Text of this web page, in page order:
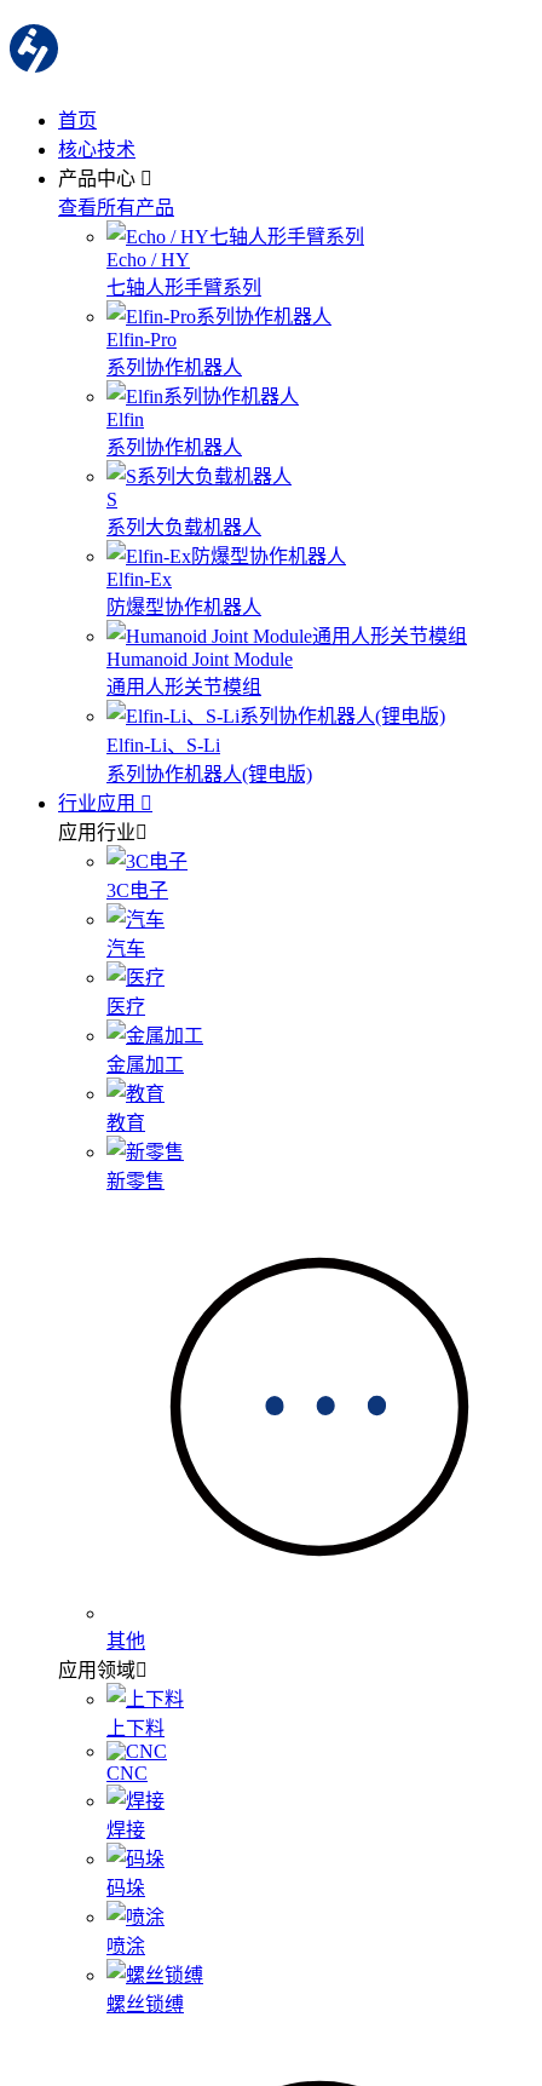
首页
核心技术
产品中心
查看所有产品
Echo / HY
七轴人形手臂系列
Elfin-Pro
系列协作机器人
Elfin
系列协作机器人
S
系列大负载机器人
Elfin-Ex
防爆型协作机器人
Humanoid Joint Module
通用人形关节模组
Elfin-Li、S-Li
系列协作机器人(锂电版)
行业应用
应用行业
3C电子
汽车
医疗
金属加工
教育
新零售
其他
应用领域
上下料
CNC
焊接
码垛
喷涂
螺丝锁缚